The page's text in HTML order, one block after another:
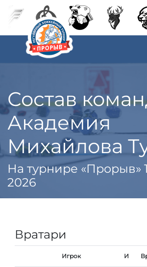
Состав
Академия
Михайлова
На турнире «Прорыв»
2026
Вратари
Игрок И